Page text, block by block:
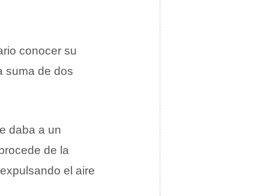
conocer su
suma de dos
daba a un
de la
el aire